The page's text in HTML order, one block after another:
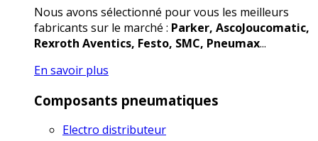
Nous avons sélectionné pour vous les meilleurs
fabricants sur le marché : Parker, AscoJoucomatic,
Rexroth Aventics, Festo, SMC, Pneumax...
En savoir plus
Composants pneumatiques
Electro distributeur